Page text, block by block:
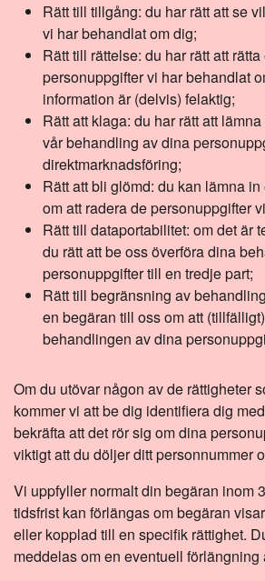
Rätt till tillgång: du har rätt att se
vi har behandlat om dig;
Rätt till rättelse: du har rätt att
personuppgifter vi har behandlat
information är (delvis) felaktig;
Rätt att klaga: du har rätt att
vår behandling av dina
direktmarknadsföring;
Rätt att bli glömd: du kan lämna
om att radera de personuppgifter
Rätt till dataportabilitet: om det är
du rätt att be oss överföra dina
personuppgifter till en tredje part;
Rätt till begränsning av
en begäran till oss om att
behandlingen av dina
Om du utövar någon av de rättigheter
kommer vi att be dig identifiera dig
bekräfta att det rör sig om dina
viktigt att du döljer ditt personnummer
Vi uppfyller normalt din begäran inom
tidsfrist kan förlängas om begäran
eller kopplad till en specifik rättighet.
meddelas om en eventuell förlängning